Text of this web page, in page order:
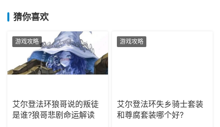
猜你喜欢
游戏攻略
艾尔登法环狼哥说的叛徒
是谁?狼哥悲剧命运解读
游戏攻略
艾尔登法环失乡骑士套装
和尊腐套装哪个好?